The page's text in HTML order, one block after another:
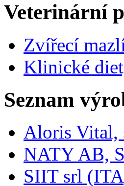
Veterinární
Zvířecí
Klinické
Seznam
Aloris Vital,
NATY AB,
SIIT srl